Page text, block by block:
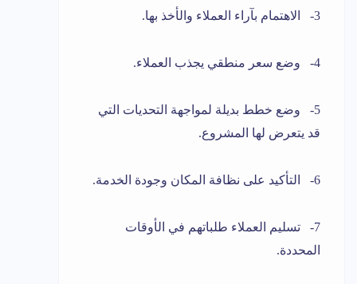
3- الاهتمام بآراء العملاء والأخذ بها.
4- وضع سعر منطقي يجذب العملاء.
5- وضع خطط بديلة لمواجهة التحديات التي
قد يتعرض لها المشروع.
6- التأكيد على نظافة المكان وجودة الخدمة.
7- تسليم العملاء طلباتهم في الأوقات
المحددة.